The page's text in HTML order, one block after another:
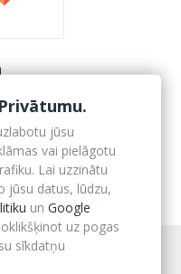
Apskatīt
jūsu
vai pielāgotu
Lai uzzinātu
jūsu datus, lūdzu,
unGoogle
uz pogas
sīkdatņu